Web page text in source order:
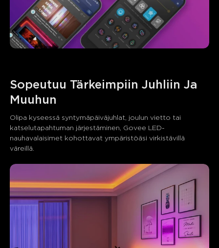
Sopeutuu Tärkeimpiin Juhliin Ja
Muuhun
Olipa kyseessä syntymäpäiväjuhlat, joulun vietto tai
katselutapahtuman järjestäminen, Govee LED-
nauhavalaisimet kohottavat ympäristöäsi virkistävillä
väreillä.